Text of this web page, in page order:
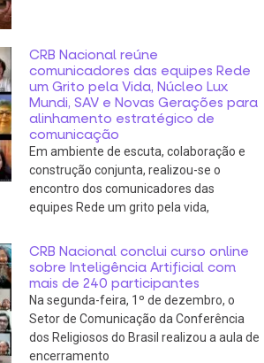
CRB Nacional reúne
comunicadores das equipes Rede
um Grito pela Vida, Núcleo Lux
Mundi, SAV e Novas Gerações para
alinhamento estratégico de
comunicação
Em ambiente de escuta, colaboração e
construção conjunta, realizou-se o
encontro dos comunicadores das
equipes Rede um grito pela vida,
CRB Nacional conclui curso online
sobre Inteligência Artificial com
mais de 240 participantes
Na segunda-feira, 1º de dezembro, o
Setor de Comunicação da Conferência
dos Religiosos do Brasil realizou a aula de
encerramento